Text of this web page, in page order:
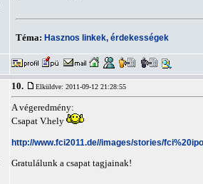
Téma: Hasznos linkek, érdekességek
10. Elküldve: 2011-09-12 21:28:55
A végeredmény:
Csapat V.hely
http://www.fci2011.de//images/stories/
Gratulálunk a csapat tagjainak!